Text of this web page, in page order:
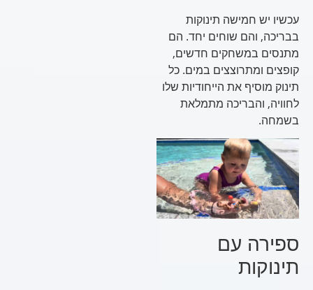
עכשיו יש חמישה תינוקות
בבריכה, והם שוחים יחד. הם
מתנסים במשחקים חדשים,
קופצים ומתרוצצים במים. כל
תינוק מוסיף את הייחודיות שלו
לחוויה, והבריכה מתמלאת
בשמחה.
ספירה עם
תינוקות